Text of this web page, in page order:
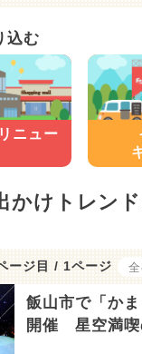
込む
リニュー
かけトレン
ージ目 / 1ページ
飯山市で「かま
開催 星空満喫